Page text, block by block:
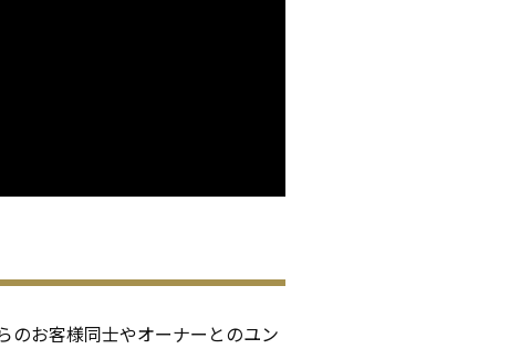
のお客様同士やオーナーとのユン